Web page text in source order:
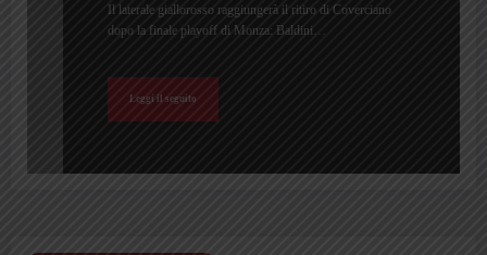
Il laterale giallorosso raggiungerà il ritiro di Coverciano
dopo la finale playoff di Monza: Baldini…
Leggi il seguito